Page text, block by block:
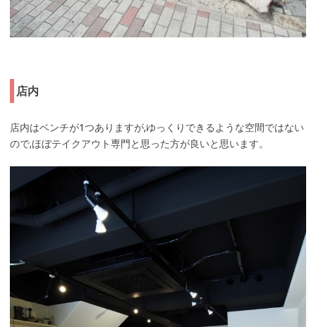
店内
店内はベンチが1つありますが,ゆっくりできるような空間ではない
ので,ほぼテイクアウト専門と思った方が良いと思います。